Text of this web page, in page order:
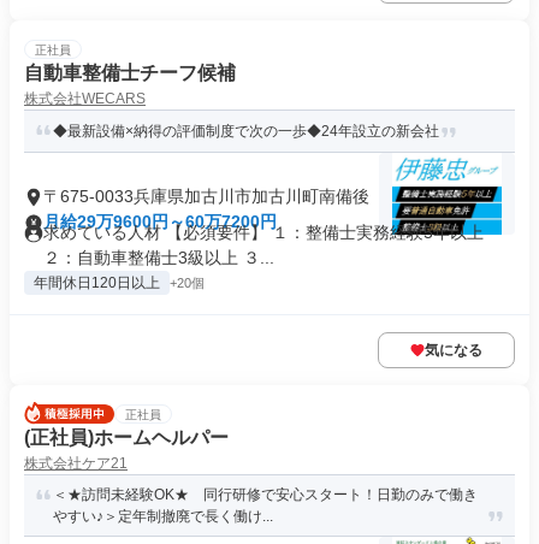
正社員
自動車整備士チーフ候補
株式会社WECARS
◆最新設備×納得の評価制度で次の一歩◆24年設立の新会社
〒675-0033兵庫県加古川市加古川町南備後
月給29万9600円～60万7200円
求めている人材 【必須要件】 １：整備士実務経験5年以上
２：自動車整備士3級以上 ３...
年間休日120日以上 +20個
気になる
正社員
(正社員)ホームヘルパー
株式会社ケア21
＜★訪問未経験OK★ 同行研修で安心スタート！日勤のみで働き
やすい♪＞定年制撤廃で長く働け...